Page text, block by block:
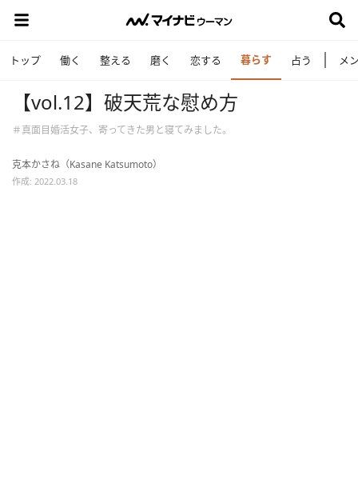
トップ 働く 整える 磨く 恋する 暮らす 占う メ
【vol.12】破天荒な慰め方
＃真面目婚活女子、寄ってきた男と寝てみました。
克本かさね（Kasane Katsumoto）
作成: 2022.03.18